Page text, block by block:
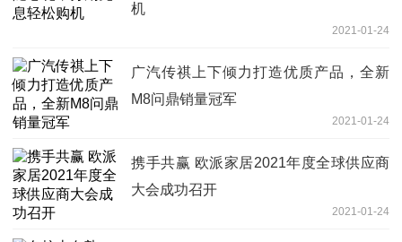
机
2021-01-24
广汽传祺上下倾力打造优质产品，全新
M8问鼎销量冠军
2021-01-24
携手共赢 欧派家居2021年度全球供应商
大会成功召开
2021-01-24